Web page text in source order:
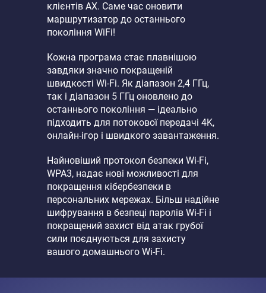
клієнтів AX. Саме час оновити
маршрутизатор до останнього
покоління WiFi!
Кожна програма стає плавнішою
завдяки значно покращеній
швидкості Wi-Fi. Як діапазон 2,4 ГГц,
так і діапазон 5 ГГц оновлено до
останнього покоління — ідеально
підходить для потокової передачі 4K,
онлайн-ігор і швидкого завантаження.
Найновіший протокол безпеки Wi-Fi,
WPA3, надає нові можливості для
покращення кібербезпеки в
персональних мережах. Більш надійне
шифрування в безпеці паролів Wi-Fi і
покращений захист від атак грубої
сили поєднуються для захисту
вашого домашнього Wi-Fi.